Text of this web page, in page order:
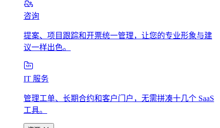
咨询
提案、项目跟踪和开票统一管理，让您的专业形象与建
议一样出色。
IT 服务
管理工单、长期合约和客户门户，无需拼凑十几个 SaaS
工具。